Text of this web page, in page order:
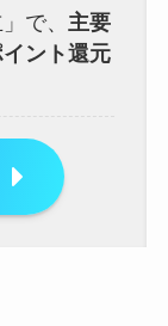
で、 主要
ント還元